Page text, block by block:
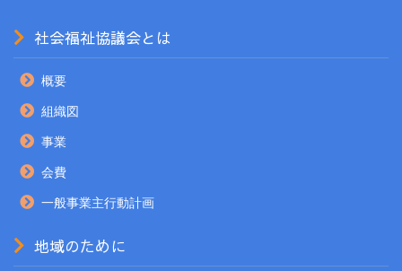
社会福祉協議会とは
概要
組織図
事業
会費
一般事業主行動計画
地域のために